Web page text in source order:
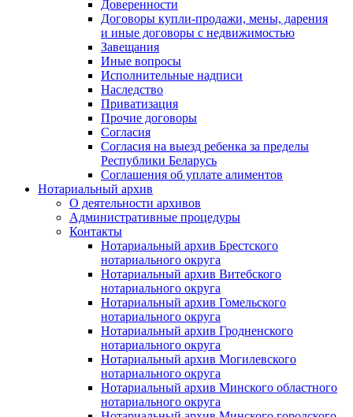
Доверенности
Договоры купли-продажи, мены, дарения
и иные договоры с недвижимостью
Завещания
Иные вопросы
Исполнительные надписи
Наследство
Приватизация
Прочие договоры
Согласия
Согласия на выезд ребенка за пределы
Республики Беларусь
Соглашения об уплате алиментов
Нотариальный архив
О деятельности архивов
Административные процедуры
Контакты
Нотариальный архив Брестского
нотариального округа
Нотариальный архив Витебского
нотариального округа
Нотариальный архив Гомельского
нотариального округа
Нотариальный архив Гродненского
нотариального округа
Нотариальный архив Могилевского
нотариального округа
Нотариальный архив Минского областного
нотариального округа